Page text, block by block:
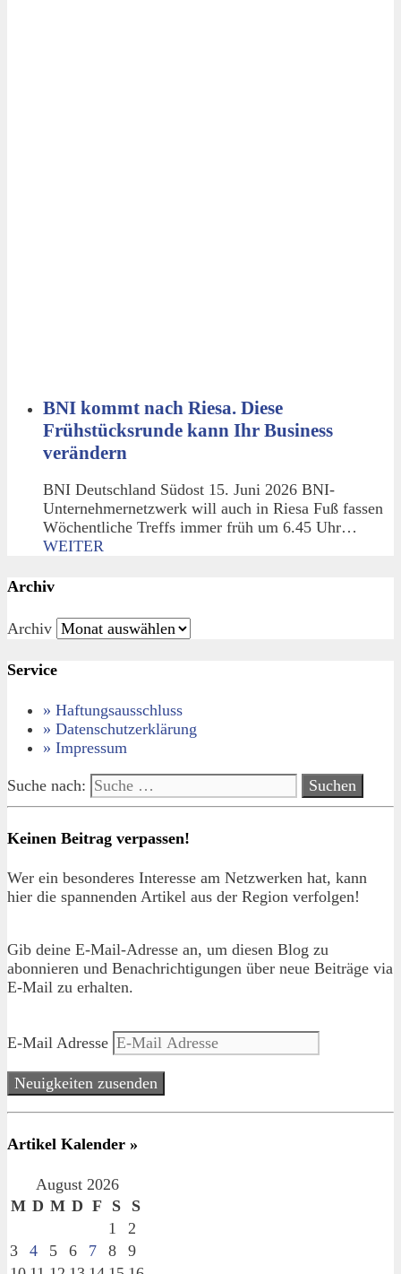
BNI kommt nach Riesa. Diese
Frühstücksrunde kann Ihr Business
verändern
BNI Deutschland Südost 15. Juni 2026 BNI-
Unternehmernetzwerk will auch in Riesa Fuß fassen
Wöchentliche Treffs immer früh um 6.45 Uhr…
WEITER
Archiv
Archiv
Service
» Haftungsausschluss
» Datenschutzerklärung
» Impressum
Suche nach:
Keinen Beitrag verpassen!
Wer ein besonderes Interesse am Netzwerken hat, kann
hier die spannenden Artikel aus der Region verfolgen!
Gib deine E-Mail-Adresse an, um diesen Blog zu
abonnieren und Benachrichtigungen über neue Beiträge via
E-Mail zu erhalten.
E-Mail Adresse
Neuigkeiten zusenden
Artikel Kalender »
August 2026
M D M D F S
S
1
2
3
4 5 6 7 8
9